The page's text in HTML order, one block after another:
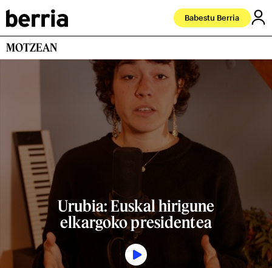
Babestu Berria
MOTZEAN
Urubia: Euskal hirigune
elkargoko presidentea